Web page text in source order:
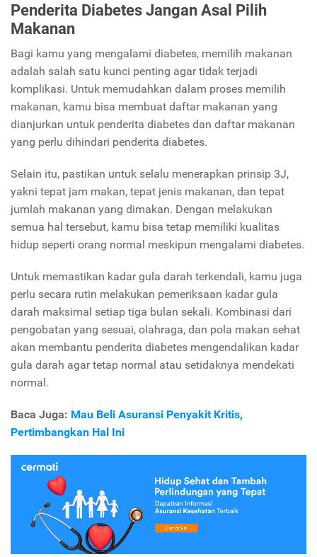
Penderita Diabetes Jangan Asal Pilih
Makanan
Bagi kamu yang mengalami diabetes, memilih makanan
adalah salah satu kunci penting agar tidak terjadi
komplikasi. Untuk memudahkan dalam proses memilih
makanan, kamu bisa membuat daftar makanan yang
dianjurkan untuk penderita diabetes dan daftar makanan
yang perlu dihindari penderita diabetes.
Selain itu, pastikan untuk selalu menerapkan prinsip 3J,
yakni tepat jam makan, tepat jenis makanan, dan tepat
jumlah makanan yang dimakan. Dengan melakukan
semua hal tersebut, kamu bisa tetap memiliki kualitas
hidup seperti orang normal meskipun mengalami diabetes.
Untuk memastikan kadar gula darah terkendali, kamu juga
perlu secara rutin melakukan pemeriksaan kadar gula
darah maksimal setiap tiga bulan sekali. Kombinasi dari
pengobatan yang sesuai, olahraga, dan pola makan sehat
akan membantu penderita diabetes mengendalikan kadar
gula darah agar tetap normal atau setidaknya mendekati
normal.
Baca Juga: Mau Beli Asuransi Penyakit Kritis,
Pertimbangkan Hal Ini